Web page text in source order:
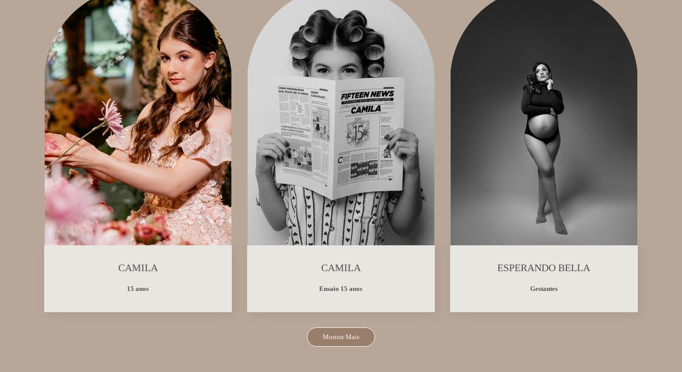
CAMILA
15 anos
CAMILA
Ensaio 15 anos
ESPERANDO BELLA
Gestantes
Mostrar Mais